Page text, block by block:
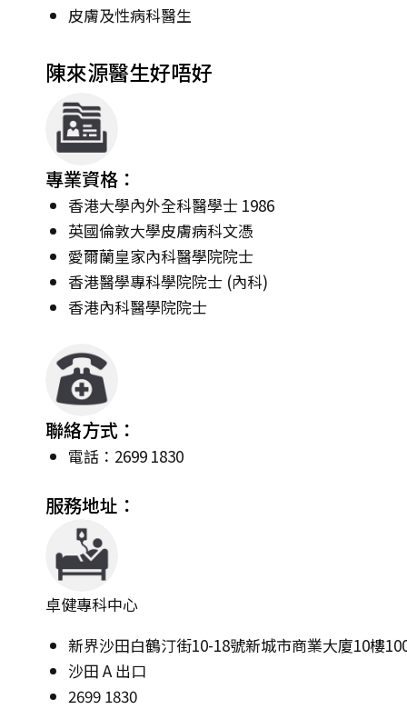
皮膚及性病科醫生
陳來源醫生好唔好
專業資格：
香港大學內外全科醫學士 1986
英國倫敦大學皮膚病科文憑
愛爾蘭皇家內科醫學院院士
香港醫學專科學院院士 (內科)
香港內科醫學院院士
聯絡方式：
電話：2699 1830
服務地址：
卓健專科中心
新界沙田白鶴汀街10-18號新城市商業大廈10樓
沙田 A 出口
2699 1830